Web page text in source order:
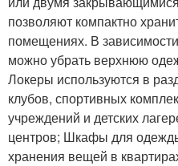
позволяют компактно
помещениях. В
можно убрать верхнюю
Локеры используются в
клубов, спортивных
учреждений и детских
центров; Шкафы для
хранения вещей в